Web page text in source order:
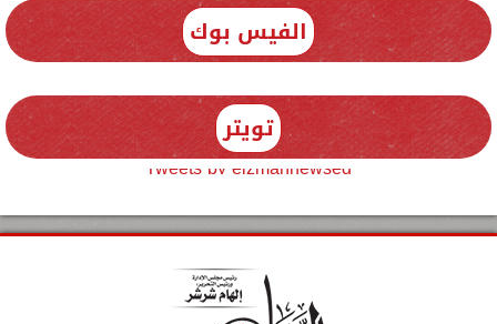
الفيس بوك
تويتر
Tweets by elzmannewseg